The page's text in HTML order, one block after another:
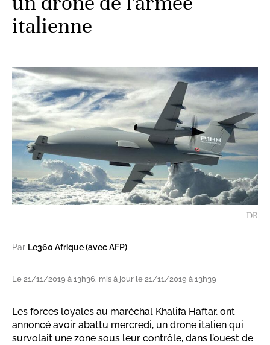
italienne
DR
Par Le360 Afrique (avec AFP)
Le 21/11/2019 à 13h36, mis à jour le 21/11/2019 à 13h39
Les forces loyales au maréchal Khalifa Haftar, ont
annoncé avoir abattu mercredi, un drone italien qui
survolait une zone sous leur contrôle, dans l’ouest de